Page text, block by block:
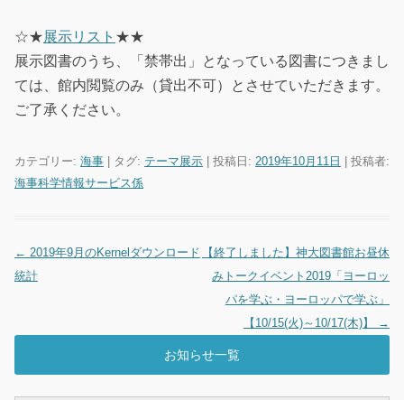
☆★展示リスト ★★
展示図書のうち、「禁帯出」となっている図書につきまし
ては、館内閲覧のみ（貸出不可）とさせていただきます。
ご了承ください。
カテゴリー: 海事 | タグ: テーマ展示 | 投稿日: 2019年10月11日
投稿者:
海事科学情報サービス係
投稿ナビゲーション
← 2019年9月のKernelダウンロード
統計
【終了しました】神大図書館お昼休
みトークイベント2019「ヨーロッ
パを学ぶ・ヨーロッパで学ぶ」
【10/15(火)～10/17(木)】
→
お知らせ一覧